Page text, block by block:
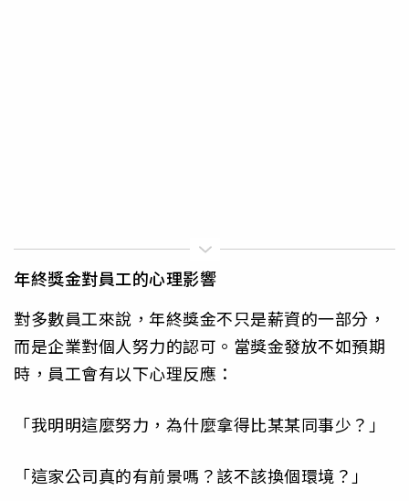
年終獎金對員工的心理影響
對多數員工來說，年終獎金不只是薪資的一部分，
而是企業對個人努力的認可。當獎金發放不如預期
時，員工會有以下心理反應：
「我明明這麼努力，為什麼拿得比某某同事少？」
「這家公司真的有前景嗎？該不該換個環境？」